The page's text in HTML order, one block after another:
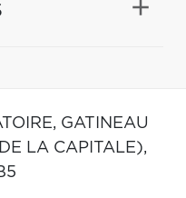
GATINEAU
LA CAPITALE),